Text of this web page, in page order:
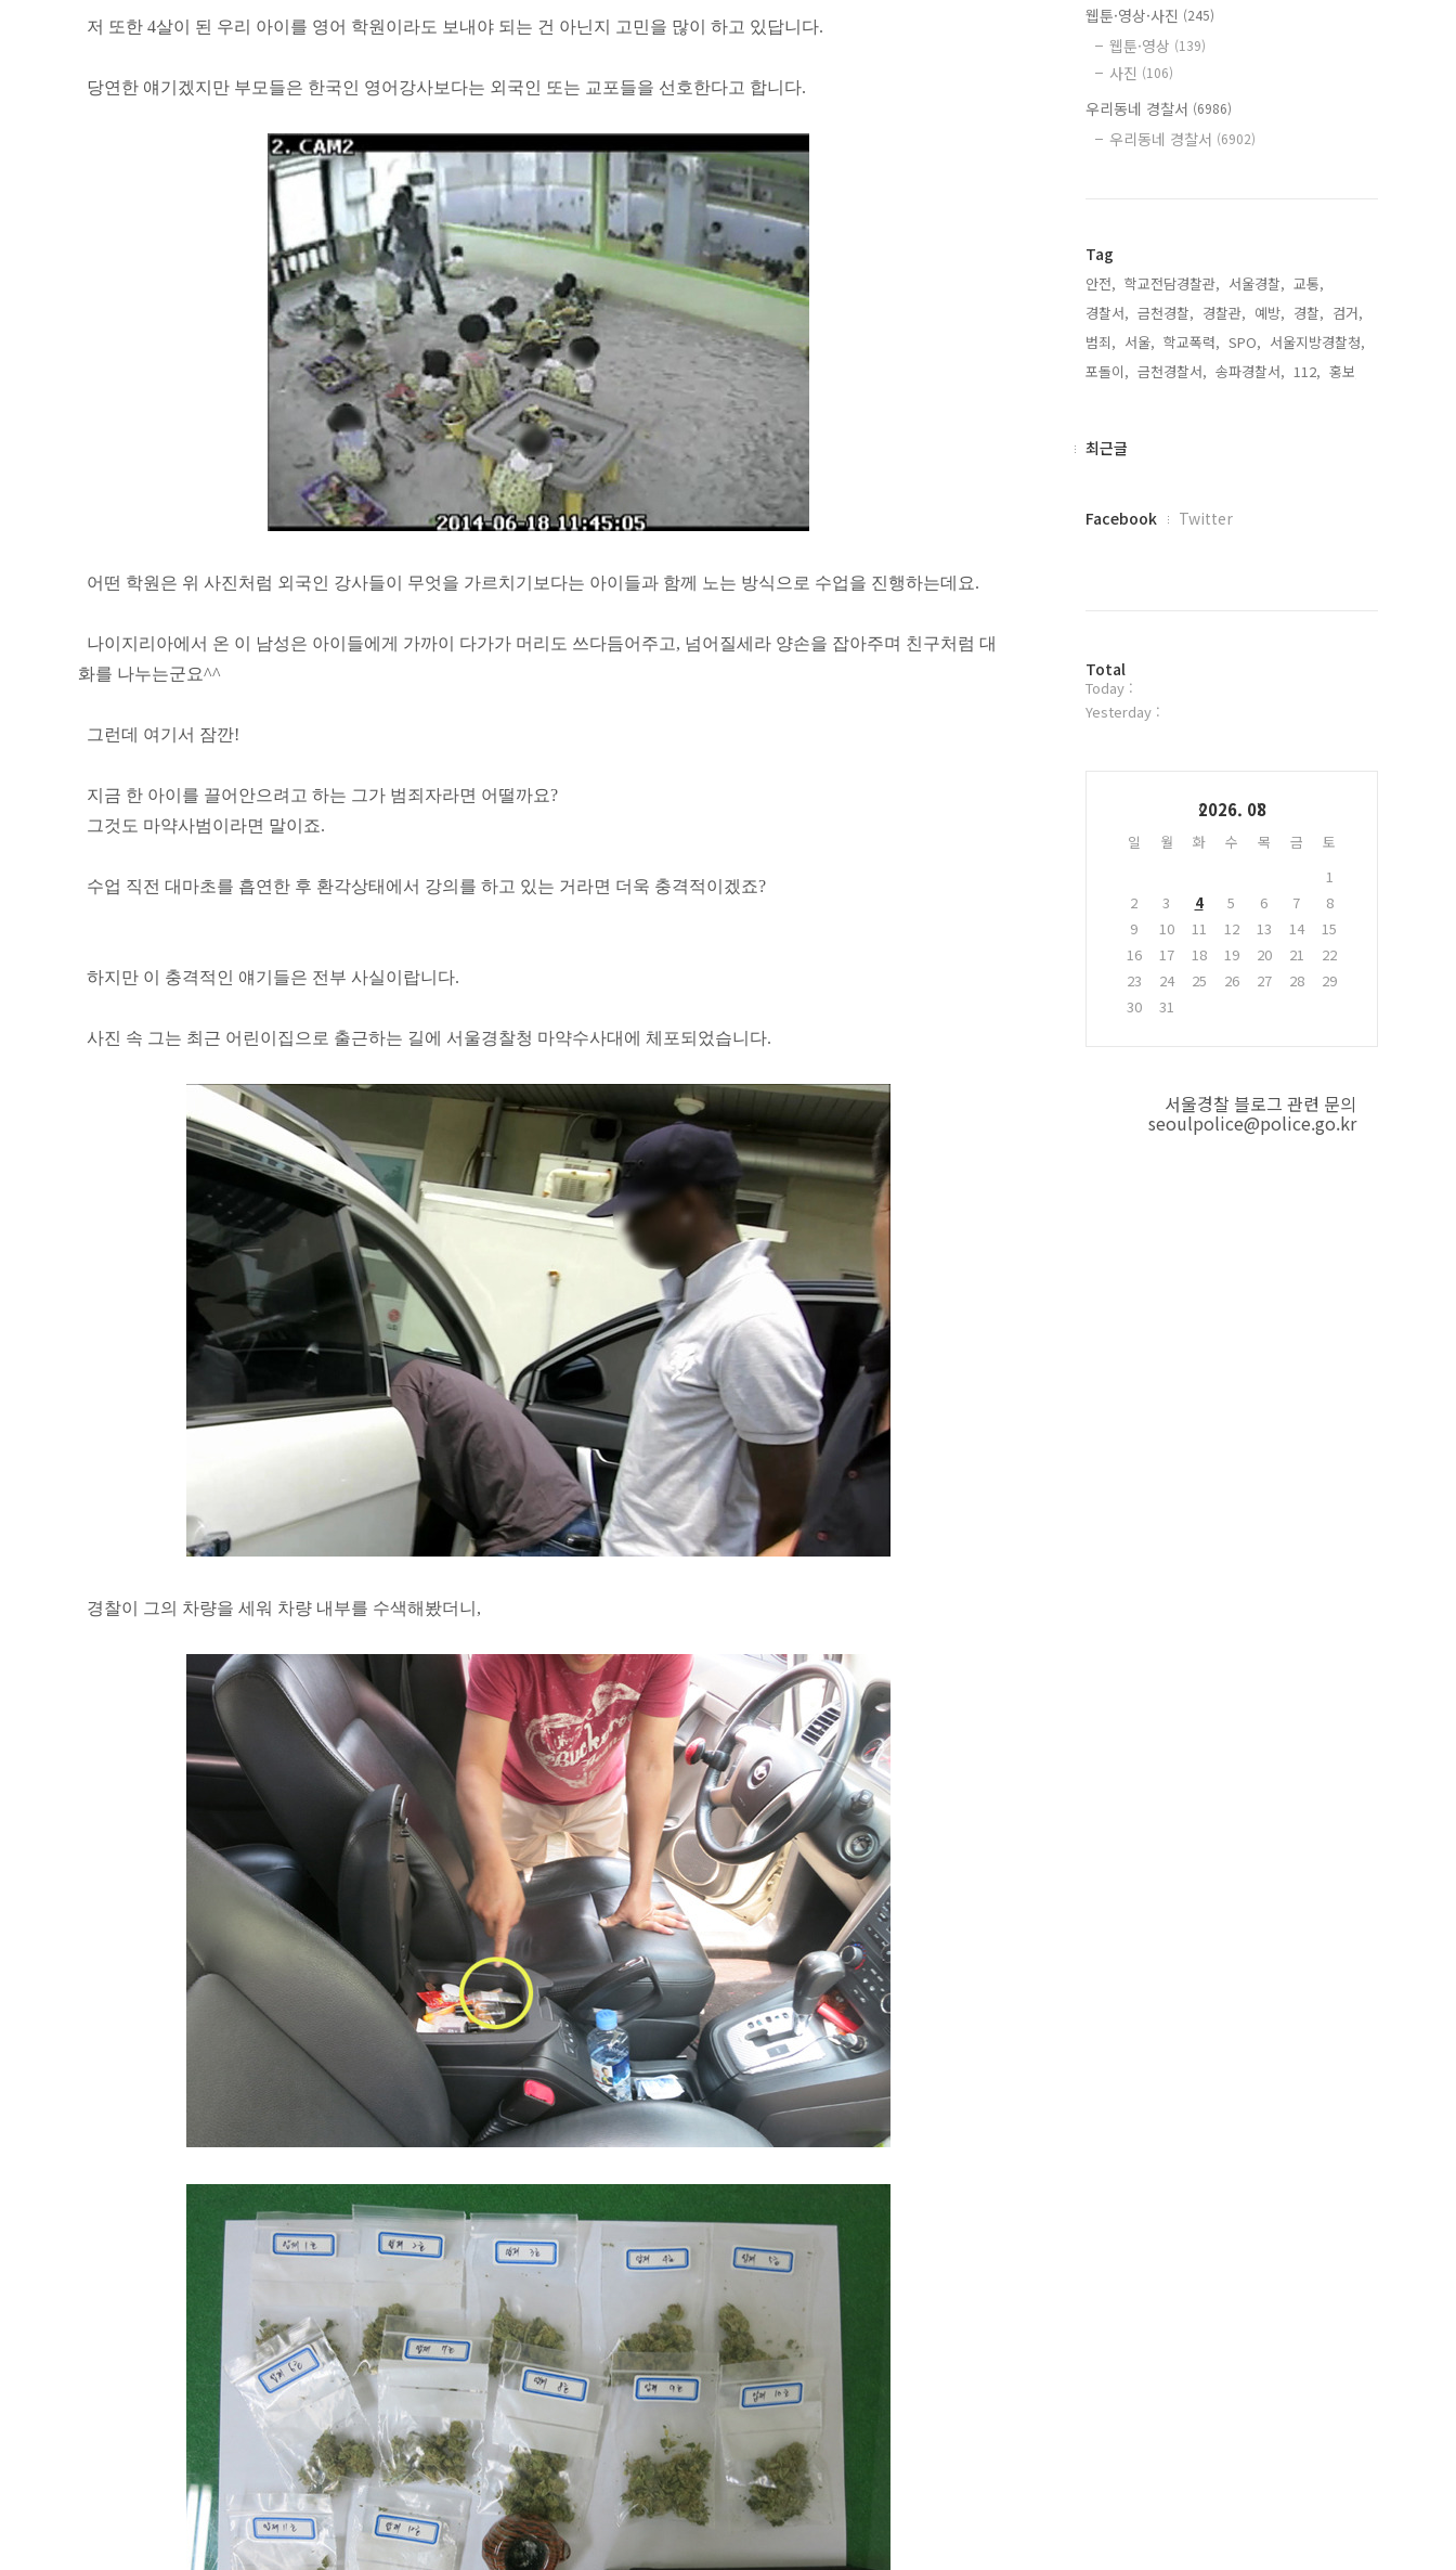
저 또한 4살이 된 우리 아이를 영어 학원이라도 보내야 되는 건 아닌지 고민을 많이 하고 있답니다.
당연한 얘기겠지만 부모들은 한국인 영어강사보다는 외국인 또는 교포들을 선호한다고 합니다.
어떤 학원은 위 사진처럼 외국인 강사들이 무엇을 가르치기보다는 아이들과 함께 노는 방식으로 수업을 진행하는데요.
나이지리아에서 온 이 남성은 아이들에게 가까이 다가가 머리도 쓰다듬어주고, 넘어질세라 양손을 잡아주며 친구처럼 대
화를 나누는군요^^
그런데 여기서 잠깐!
지금 한 아이를 끌어안으려고 하는 그가 범죄자라면 어떨까요?
그것도 마약사범이라면 말이죠.
수업 직전 대마초를 흡연한 후 환각상태에서 강의를 하고 있는 거라면 더욱 충격적이겠죠?
하지만 이 충격적인 얘기들은 전부 사실이랍니다.
사진 속 그는 최근 어린이집으로 출근하는 길에 서울경찰청 마약수사대에 체포되었습니다.
경찰이 그의 차량을 세워 차량 내부를 수색해봤더니,
웹툰·영상·사진 (245)
웹툰·영상 (139)
사진 (106)
우리동네 경찰서 (6986)
우리동네 경찰서 (6902)
Tag
안전, 학교전담경찰관, 서울경찰, 교통,
경찰서, 금천경찰, 경찰관, 예방, 경찰, 검거,
범죄, 서울, 학교폭력, SPO, 서울지방경찰청,
포돌이, 금천경찰서, 송파경찰서, 112, 홍보,
최
최근글
페
플
러
그
Facebook Twitter
방
문
자
Total
Today :
Yesterday :
2026. 08
일 월 화 수 목 금
토
1
2
3 4 5 6 7
8
9
10 11 12 13 14
15
16
17 18 19 20 21
22
23
24 25 26 27 28
29
30
31
서울경찰 블로그 관련 문의
seoulpolice@police.go.kr